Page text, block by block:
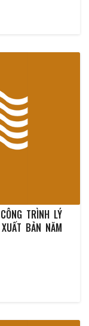
TRÌNH LÝ
BẢN NĂM